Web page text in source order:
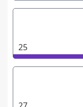
25